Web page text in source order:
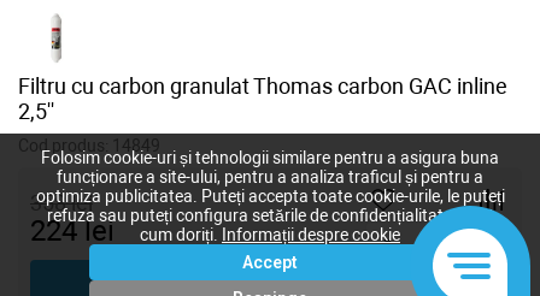
Filtru cu carbon granulat Thomas carbon GAC inline
2,5''
Cod produs: 14849
358lei
224lei - +
Cumpără acum
Folosim cookie-uri și tehnologii similare pentru a asigura buna
funcționare a site-ului, pentru a analiza traficul și pentru a
optimiza publicitatea. Puteți accepta toate cookie-urile, le puteți
refuza sau puteți configura setările de confidențialitate după
cum doriți.
Informații despre cookie
Accept